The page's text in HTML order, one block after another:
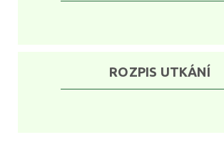
ROZPIS UTKÁNÍ